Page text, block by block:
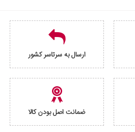
ارسال به سرتاسر کشور
ضمانت اصل بودن کالا